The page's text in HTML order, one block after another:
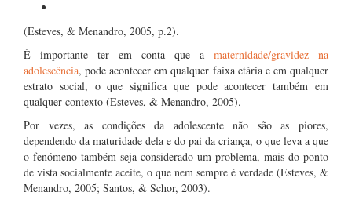
(Esteves, & Menandro, 2005, p.2).
É importante ter em conta que a maternidade/gravidez na
adolescência, pode acontecer em qualquer faixa etária e em qualquer
estrato social, o que significa que pode acontecer também em
qualquer contexto (Esteves, & Menandro, 2005).
Por vezes, as condições da adolescente não são as piores,
dependendo da maturidade dela e do pai da criança, o que leva a que
o fenómeno também seja considerado um problema, mais do ponto
de vista socialmente aceite, o que nem sempre é verdade (Esteves, &
Menandro, 2005; Santos, & Schor, 2003).